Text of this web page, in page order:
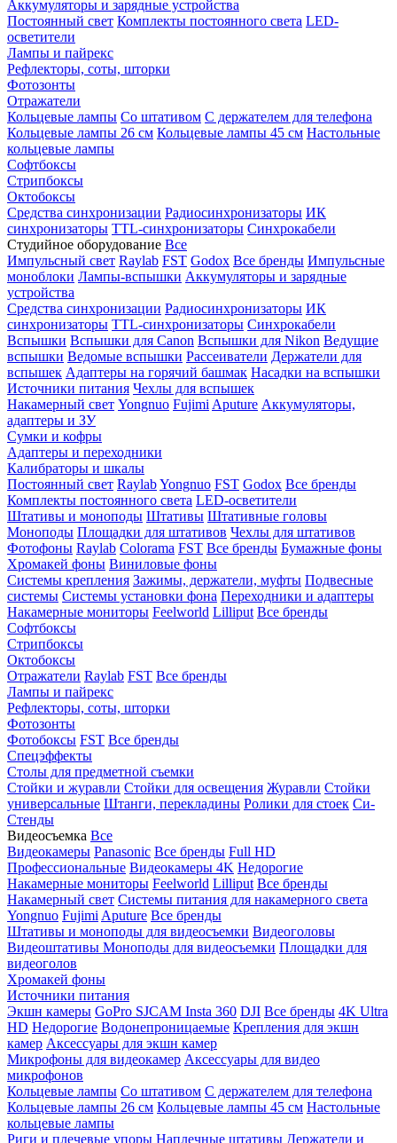
Аккумуляторы и зарядные устройства
Постоянный свет Комплекты постоянного света LED-
осветители
Лампы и пайрекс
Рефлекторы, соты, шторки
Фотозонты
Отражатели
Кольцевые лампы Со штативом С держателем для телефона
Кольцевые лампы 26 см Кольцевые лампы 45 см Настольные
кольцевые лампы
Софтбоксы
Стрипбоксы
Октобоксы
Средства синхронизации Радиосинхронизаторы ИК
синхронизаторы TTL-синхронизаторы Синхрокабели
Студийное оборудование Все
Импульсный свет Raylab FST Godox Все бренды Импульсные
моноблоки Лампы-вспышки Аккумуляторы и зарядные
устройства
Средства синхронизации Радиосинхронизаторы ИК
синхронизаторы TTL-синхронизаторы Синхрокабели
Вспышки Вспышки для Canon Вспышки для Nikon Ведущие
вспышки Ведомые вспышки Рассеиватели Держатели для
вспышек Адаптеры на горячий башмак Насадки на вспышки
Источники питания Чехлы для вспышек
Накамерный свет Yongnuo Fujimi Aputure Аккумуляторы,
адаптеры и ЗУ
Сумки и кофры
Адаптеры и переходники
Калибраторы и шкалы
Постоянный свет RaylabYongnuo FST Godox Все бренды
Комплекты постоянного света LED-осветители
Штативы и моноподы Штативы Штативные головы
Моноподы Площадки для штативов Чехлы для штативов
Фотофоны Raylab Colorama FST Все бренды Бумажные фоны
Хромакей фоны Виниловые фоны
Системы крепления Зажимы, держатели, муфты Подвесные
системы Системы установки фона Переходники и адаптеры
Накамерные мониторы Feelworld Lilliput Все бренды
Софтбоксы
Стрипбоксы
Октобоксы
Отражатели Raylab FST Все бренды
Лампы и пайрекс
Рефлекторы, соты, шторки
Фотозонты
Фотобоксы FST Все бренды
Спецэффекты
Столы для предметной съемки
Стойки и журавли Стойки для освещения Журавли Стойки
универсальные Штанги, перекладины Ролики для стоек Си-
Стенды
Видеосъемка Все
Видеокамеры Panasonic Все бренды Full HD
Профессиональные Видеокамеры 4K Недорогие
Накамерные мониторы Feelworld Lilliput Все бренды
Накамерный свет Системы питания для накамерного света
Yongnuo Fujimi Aputure Все бренды
Штативы и моноподы для видеосъемки Видеоголовы
Видеоштативы Моноподы для видеосъемки Площадки для
видеоголов
Хромакей фоны
Источники питания
Экшн камеры GoPro SJCAM Insta 360 DJI Все бренды 4K Ultra
HD Недорогие Водонепроницаемые Крепления для экшн
камер Аксессуары для экшн камер
Микрофоны для видеокамер Аксессуары для видео
микрофонов
Кольцевые лампы Со штативом C держателем для телефона
Кольцевые лампы 26 см Кольцевые лампы 45 см Настольные
кольцевые лампы
Риги и плечевые упоры Наплечные штативы Держатели и